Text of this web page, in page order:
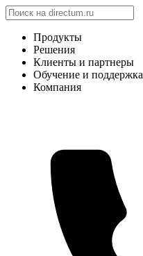
Продукты
Решения
Клиенты и партнеры
Обучение и поддержка
Компания